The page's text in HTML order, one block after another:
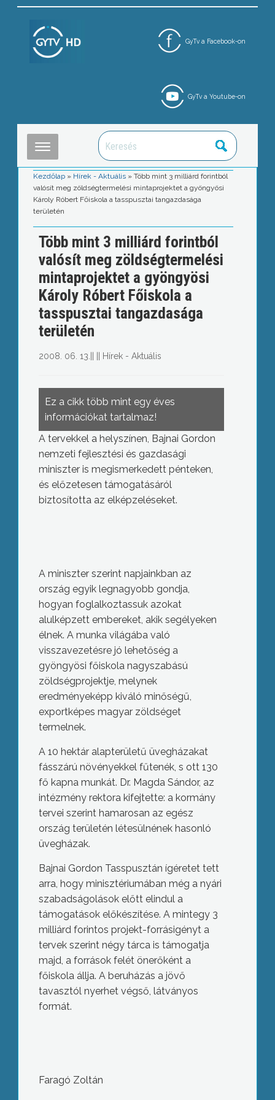
GyTv a Facebook-on
GyTv a Youtube-on
Kezdőlap » Hírek - Aktuális »Több mint 3 milliárd forintból
valósít meg zöldségtermelési mintaprojektet a gyöngyösi
Károly Róbert Főiskola a tasspusztai tangazdasága
területén
Több mint 3 milliárd forintból
valósít meg zöldségtermelési
mintaprojektet a gyöngyösi
Károly Róbert Főiskola a
tasspusztai tangazdasága
területén
2008. 06. 13. Hírek - Aktuális
Ez a cikk több mint egy éves
információkat tartalmaz!
A tervekkel a helyszínen, Bajnai Gordon
nemzeti fejlesztési és gazdasági
miniszter is megismerkedett pénteken,
és előzetesen támogatásáról
biztosította az elképzeléseket.
A miniszter szerint napjainkban az
ország egyik legnagyobb gondja,
hogyan foglalkoztassuk azokat
alulképzett embereket, akik segélyeken
élnek. A munka világába való
visszavezetésre jó lehetőség a
gyöngyösi főiskola nagyszabású
zöldségprojektje, melynek
eredményeképp kiváló minőségű,
exportképes magyar zöldséget
termelnek.
A 10 hektár alapterületű üvegházakat
fásszárú növényekkel fűtenék, s ott 130
fő kapna munkát. Dr. Magda Sándor, az
intézmény rektora kifejtette: a kormány
tervei szerint hamarosan az egész
ország területén létesülnének hasonló
üvegházak.
Bajnai Gordon Tasspusztán ígéretet tett
arra, hogy minisztériumában még a nyári
szabadságolások előtt elindul a
támogatások előkészítése. A mintegy 3
milliárd forintos projekt-forrásigényt a
tervek szerint négy tárca is támogatja
majd, a források felét önerőként a
főiskola állja. A beruházás a jövő
tavasztól nyerhet végső, látványos
formát.
Faragó Zoltán